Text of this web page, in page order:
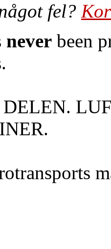
fel?
never been
DELEN.